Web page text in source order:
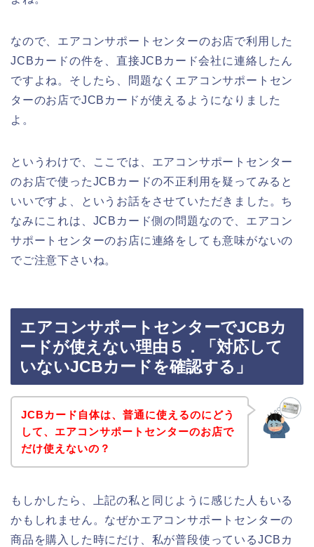
なので、エアコンサポートセンターのお店で利用した
JCBカードの件を、直接JCBカード会社に連絡したん
ですよね。そしたら、問題なくエアコンサポートセン
ターのお店でJCBカードが使えるようになりました
よ。
というわけで、ここでは、エアコンサポートセンター
のお店で使ったJCBカードの不正利用を疑ってみると
いいですよ、というお話をさせていただきました。ち
なみにこれは、JCBカード側の問題なので、エアコン
サポートセンターのお店に連絡をしても意味がないの
でご注意下さいね。
エアコンサポートセンターでJCBカ
ードが使えない理由５．「対応して
いないJCBカードを確認する」
JCBカード自体は、普通に使えるのにどう
して、エアコンサポートセンターのお店で
だけ使えないの？
もしかしたら、上記の私と同じように感じた人もいる
かもしれません。なぜかエアコンサポートセンターの
商品を購入した時にだけ、私が普段使っているJCBカ